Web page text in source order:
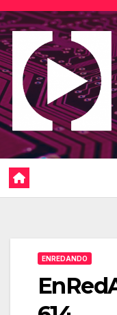
Saltar
al
contenido
ENREDANDO